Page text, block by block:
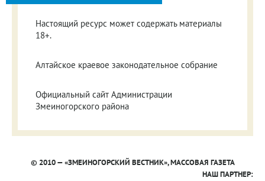
Настоящий ресурс может содержать материалы
18+.
Алтайское краевое законодательное собрание
Официальный сайт Администрации
Змеиногорского района
© 2010 — «ЗМЕИНОГОРСКИЙ ВЕСТНИК», МАССОВАЯ ГАЗЕТА
НАШ ПАРТНЕР: